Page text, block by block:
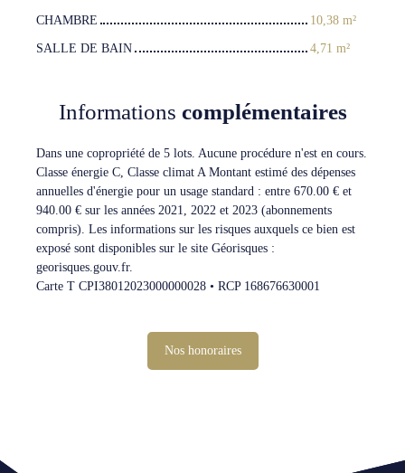
CHAMBRE
10,38 m²
SALLE DE BAIN
4,71 m²
Informations complémentaires
Dans une copropriété de 5 lots. Aucune procédure n'est en cours.
Classe énergie C, Classe climat A Montant estimé des dépenses
annuelles d'énergie pour un usage standard : entre 670.00 € et
940.00 € sur les années 2021, 2022 et 2023 (abonnements
compris). Les informations sur les risques auxquels ce bien est
exposé sont disponibles sur le site Géorisques :
georisques.gouv.fr.
Carte T CPI38012023000000028 • RCP 168676630001
Nos honoraires